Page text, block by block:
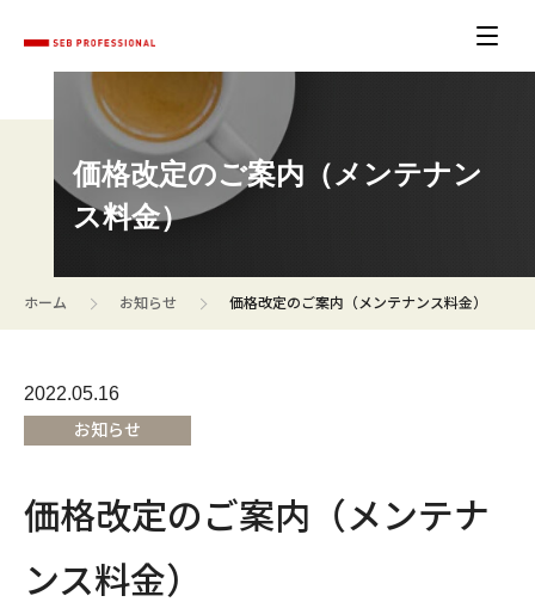
価格改定のご案内（メンテナン
ス料金）
ホーム お知らせ 価格改定のご案内（メンテナンス料金）
2022.05.16
お知らせ
価格改定のご案内（メンテナ
ンス料金）